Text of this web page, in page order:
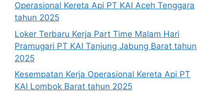
Operasional Kereta Api PT KAI Aceh Tenggara
tahun 2025
Loker Terbaru Kerja Part Time Malam Hari
Pramugari PT KAI Tanjung Jabung Barat tahun
2025
Kesempatan Kerja Operasional Kereta Api PT
KAI Lombok Barat tahun 2025